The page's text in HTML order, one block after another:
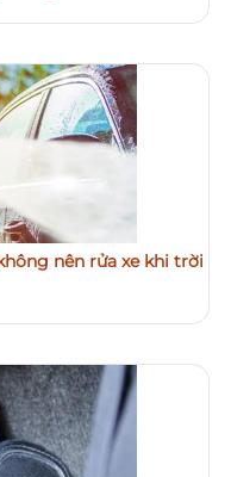
nên rửa xe khi trời